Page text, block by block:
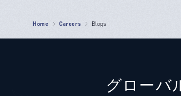
Home Careers Blogs
グローバ